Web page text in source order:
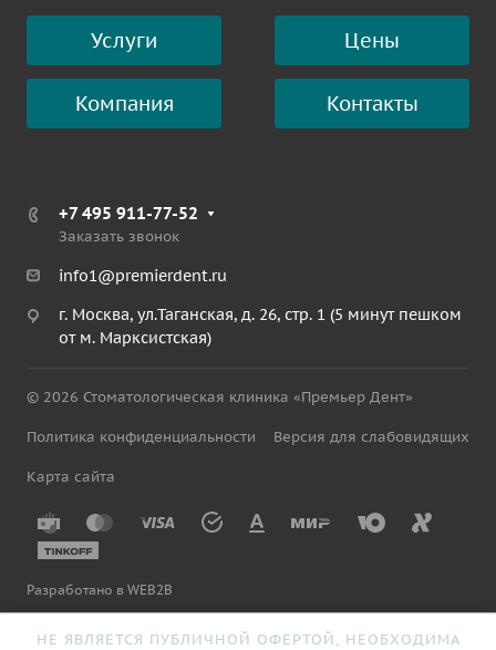
Услуги Цены
Компания Контакты
+7 495 911-77-52
Заказать звонок
info1@premierdent.ru
г. Москва, ул.Таганская, д. 26, стр. 1 (5 минут пешком
от м. Марксистская)
© 2026 Стоматологическая клиника «Премьер Дент»
Политика конфиденциальности Версия для слабовидящих
Карта сайта
Разработано в WEB2B
НЕ ЯВЛЯЕТСЯ ПУБЛИЧНОЙ ОФЕРТОЙ, НЕОБХОДИМА